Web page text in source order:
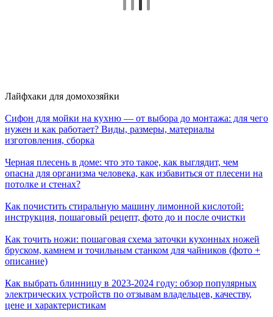
Лайфхаки для домохозяйки
Сифон для мойки на кухню — от выбора до монтажа: для чего
нужен и как работает? Виды, размеры, материалы
изготовления, сборка
Черная плесень в доме: что это такое, как выглядит, чем
опасна для организма человека, как избавиться от плесени на
потолке и стенах?
Как почистить стиральную машину лимонной кислотой:
инструкция, пошаговый рецепт, фото до и после очистки
Как точить ножи: пошаговая схема заточки кухонных ножей
бруском, камнем и точильным станком для чайников (фото +
описание)
Как выбрать блинницу в 2023-2024 году: обзор популярных
электрических устройств по отзывам владельцев, качеству,
цене и характеристикам